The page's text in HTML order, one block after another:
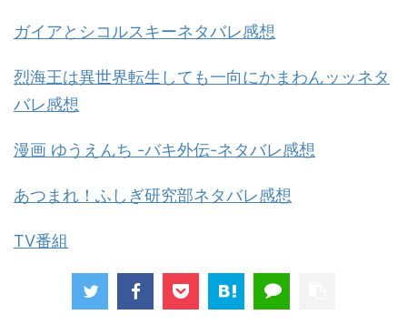
ガイアとシコルスキーネタバレ感想
烈海王は異世界転生しても一向にかまわんッッネタ
バレ感想
漫画 ゆうえんち -バキ外伝-ネタバレ感想
あつまれ！ふしぎ研究部ネタバレ感想
TV番組